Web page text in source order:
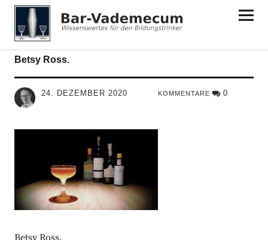
Bar-Vademecum
Betsy Ross.
24. DEZEMBER 2020 KOMMENTARE 0
Betsy Ross.